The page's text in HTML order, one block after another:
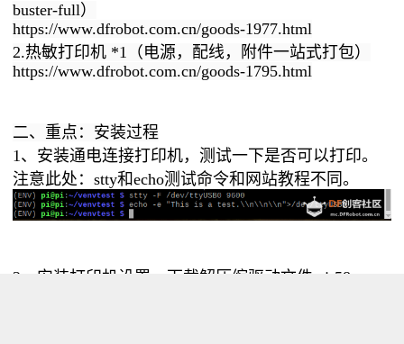
buster-full）
https://www.dfrobot.com.cn/goods-1977.html
2.热敏打印机 *1（电源，配线，附件一站式打包）
https://www.dfrobot.com.cn/goods-1795.html
二、重点：安装过程
1、安装通电连接打印机，测试一下是否可以打印。
注意此处：stty和echo测试命令和网站教程不同。
2、安装打印机设置，下载解压缩驱动文件 zj-58